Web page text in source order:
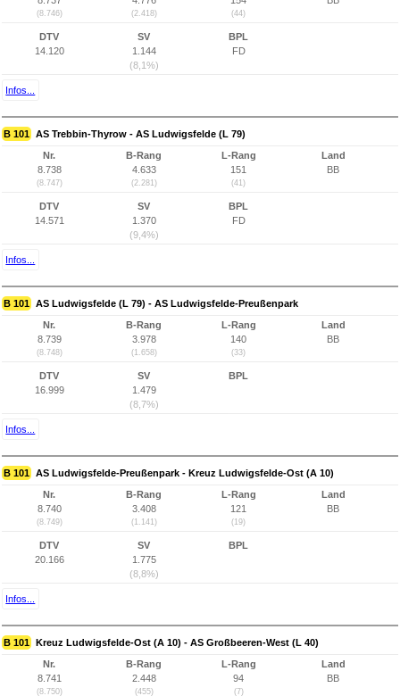
(8.746) (2.418) (44)
DTV
14.120
SV
1.144
(8,1%)
BPL
FD
Infos...
B 101 AS Trebbin-Thyrow - AS Ludwigsfelde (L 79)
Nr.
8.738
(8.747)
B-Rang
4.633
(2.281)
L-Rang
151
(41)
Land
BB
DTV
14.571
SV
1.370
(9,4%)
BPL
FD
Infos...
B 101 AS Ludwigsfelde (L 79) - AS Ludwigsfelde-Preußenpark
Nr.
8.739
(8.748)
B-Rang
3.978
(1.658)
L-Rang
140
(33)
Land
BB
DTV
16.999
SV
1.479
(8,7%)
BPL
Infos...
B 101 AS Ludwigsfelde-Preußenpark - Kreuz Ludwigsfelde-Ost (A 10)
Nr.
8.740
(8.749)
B-Rang
3.408
(1.141)
L-Rang
121
(19)
Land
BB
DTV
20.166
SV
1.775
(8,8%)
BPL
Infos...
B 101 Kreuz Ludwigsfelde-Ost (A 10) - AS Großbeeren-West (L 40)
Nr.
8.741
(8.750)
B-Rang
2.448
(455)
L-Rang
94
(7)
Land
BB